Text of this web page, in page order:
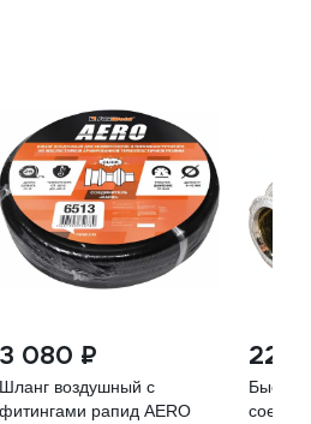
3 080 ₽
Шланг воздушный с
фитингами рапид AERO
220